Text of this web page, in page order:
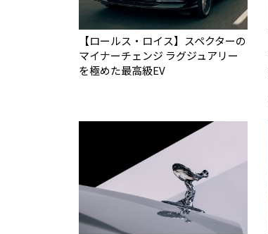
【ロールス・ロイス】スペクターの
マイナーチェンジ ラグジュアリー
を極めた最高級EV